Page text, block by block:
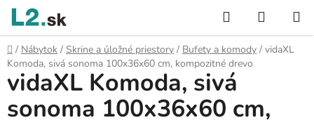
Prejsť
obsah
Hľadať
KOŠÍK
Domov
/ Nábytok / Skrine a úložné priestory / Bufety a komody / vidaXL
Komoda, sivá sonoma 100x36x60 cm, kompozitné drevo
vidaXL Komoda, sivá
sonoma 100x36x60 cm,